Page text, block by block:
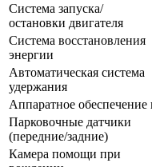
Система запуска/
остановки двигателя
Система восстановления
энергии
Автоматическая система
удержания
Аппаратное
Парковочные датчики
(передние/задние)
Камера помощи при